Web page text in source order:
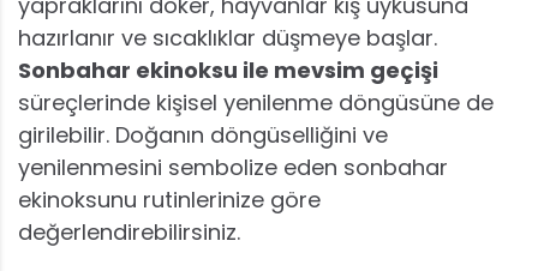
hazırlanır ve sıcaklıklar düşmeye başlar.
Sonbahar ekinoksu ile mevsim geçişi
süreçlerinde kişisel yenilenme döngüsüne de
girilebilir. Doğanın döngüselliğini ve
yenilenmesini sembolize eden sonbahar
ekinoksunu rutinlerinize göre
değerlendirebilirsiniz.